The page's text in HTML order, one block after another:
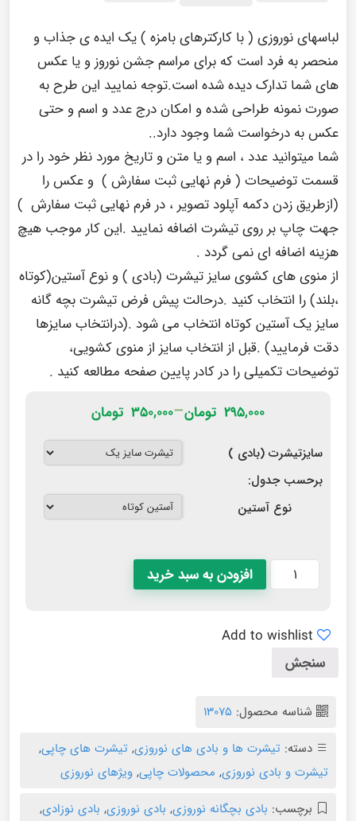
لباسهای نوروزی ( با کارکترهای بامزه ) یک ایده ی جذاب و
منحصر به فرد است که برای مراسم جشن نوروز و یا عکس
های شما تدارک دیده شده است.توجه نمایید این طرح به
صورت نمونه طراحی شده و امکان درج عدد و اسم و حتی
عکس به درخواست شما وجود دارد..
شما میتوانید عدد ، اسم و یا متن و تاریخ مورد نظر خود را در
قسمت توضیحات ( فرم نهایی ثبت سفارش ) و عکس را
(ازطریق زدن دکمه آپلود تصویر ، در فرم نهایی ثبت سفارش )
جهت چاپ بر روی تیشرت اضافه نمایید .این کار موجب هیچ
هزینه اضافه ای نمی گردد .
از منوی های کشوی سایز تیشرت (بادی ) و نوع آستین(کوتاه
،بلند) را انتخاب کنید .درحالت پیش فرض تیشرت بچه گانه
سایز یک آستین کوتاه انتخاب می شود .(درانتخاب سایزها
دقت فرمایید) .قبل از انتخاب سایز از منوی کشویی،
توضیحات تکمیلی را در کادر پایین صفحه مطالعه کنید .
۲۹۵,۰۰۰ تومان–۳۵۰,۰۰۰ تومان
سایزتیشرت (بادی )
برحسب جدول:
نوع آستین
افزودن به سبد خرید
Add to wishlist
سنجش
شناسه محصول: ۱۳۰۷۵
دسته: تیشرت ها و بادی های نوروزی, تیشرت های چاپی,
تیشرت و بادی نوروزی, محصولات چاپی, ویژهای نوروزی
برچسب: بادی بچگانه نوروزی, بادی نوروزی, بادی نوزادی,